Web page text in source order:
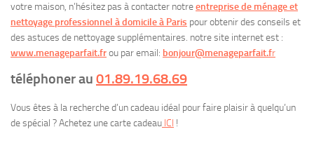
votre maison, n’hésitez pas à contacter notreentreprise de ménage et
nettoyage professionnel à domicile à Paris pour obtenir des conseils et
des astuces de nettoyage supplémentaires. notre site internet est :
www.menageparfait.frou par email: bonjour@menageparfait.fr
téléphoner au 01.89.19.68.69
Vous êtes à la recherche d’un cadeau idéal pour faire plaisir à quelqu’un
de spécial ? Achetez une carte cadeau ICI !